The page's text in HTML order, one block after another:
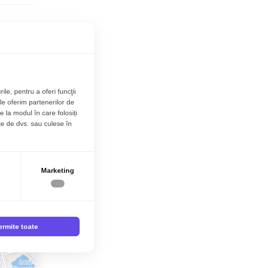
pentru a oferi funcţii
oferim partenerilor de
la modul în care folosiți
de dvs. sau culese în
Marketing
toate